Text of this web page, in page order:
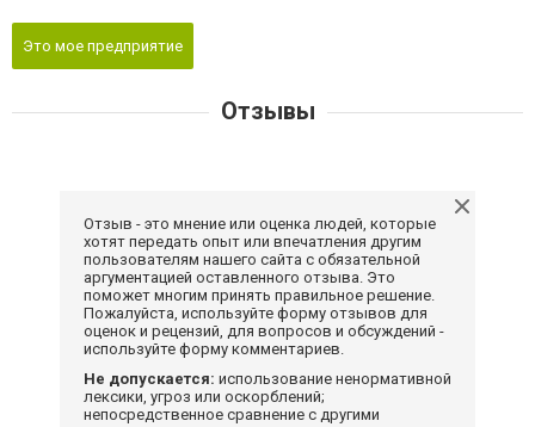
Это мое предприятие
Отзывы
Отзыв - это мнение или оценка людей, которые
хотят передать опыт или впечатления другим
пользователям нашего сайта с обязательной
аргументацией оставленного отзыва. Это
поможет многим принять правильное решение.
Пожалуйста, используйте форму отзывов для
оценок и рецензий, для вопросов и обсуждений -
используйте форму комментариев.
Не допускается: использование ненормативной
лексики, угроз или оскорблений;
непосредственное сравнение с другими